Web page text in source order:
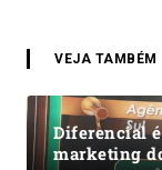
VEJA TAMBÉM
Diferencial
marketing